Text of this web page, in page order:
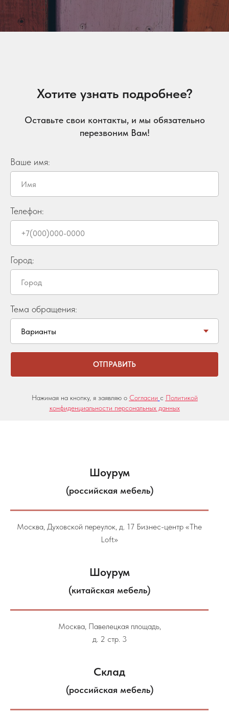
Хотите узнать подробнее?
Оставьте свои контакты, и мы обязательно
перезвоним Вам!
Ваше имя:
Телефон:
Город:
Тема обращения:
ОТПРАВИТЬ
Нажимая на кнопку, я заявляю о Согласии с Политикой
конфиденциальности персональных данных
Шоурум
(российская мебель)
Москва, Духовской переулок, д. 17 Бизнес-центр «The
Loft»
Шоурум
(китайская мебель)
Москва, Павелецкая площадь,
д. 2 стр. 3
Склад
(российская мебель)